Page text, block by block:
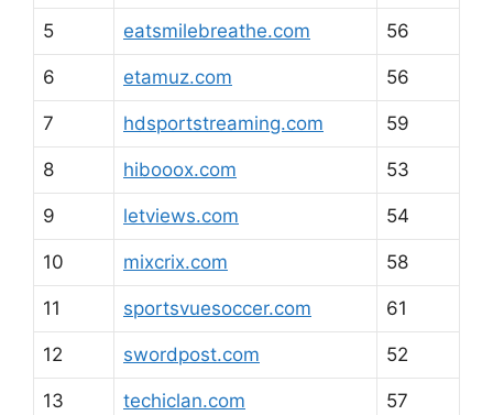
5 eatsmilebreathe.com 56
6 etamuz.com 56
7 hdsportstreaming.com 59
8 hibooox.com 53
9 letviews.com 54
10 mixcrix.com 58
11 sportsvuesoccer.com 61
12 swordpost.com 52
13 techiclan.com 57